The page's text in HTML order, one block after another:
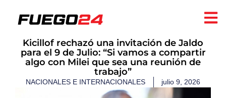
Kicillof rechazó una invitación de Jaldo
para el 9 de Julio: “Si vamos a compartir
algo con Milei que sea una reunión de
trabajo”
NACIONALES E INTERNACIONALES julio 9, 2026